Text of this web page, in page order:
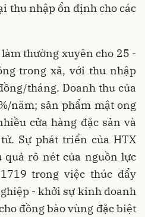
thu nhập ổn định cho các
thường xuyên cho 25 -
trong xã, với thu nhập
tháng. Doanh thu của
năm; sản phẩm mật ong
cửa hàng đặc sản và
Sự phát triển của HTX
quả rõ nét của nguồn lực
trong việc thúc đẩy
- khởi sự kinh doanh
đồng bào vùng đặc biệt